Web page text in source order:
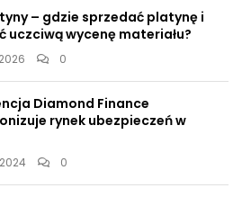
– gdzie sprzedać platynę i
uczciwą wycenę materiału?
0
Diamond Finance
rynek ubezpieczeń w
0